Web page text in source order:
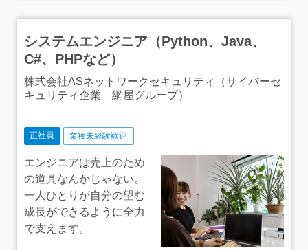
システムエンジニア（Python、Java、
C#、PHPなど）
株式会社ASネットワークセキュリティ（サイバーセ
キュリティ企業 網屋グループ）
正社員 業種未経験歓迎
エンジニアは売上のため
の道具なんかじゃない。
一人ひとりが自分の望む
成長ができるように全力
で支えます。